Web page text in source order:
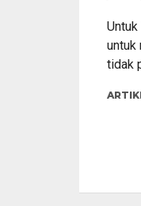
untuk
tidak